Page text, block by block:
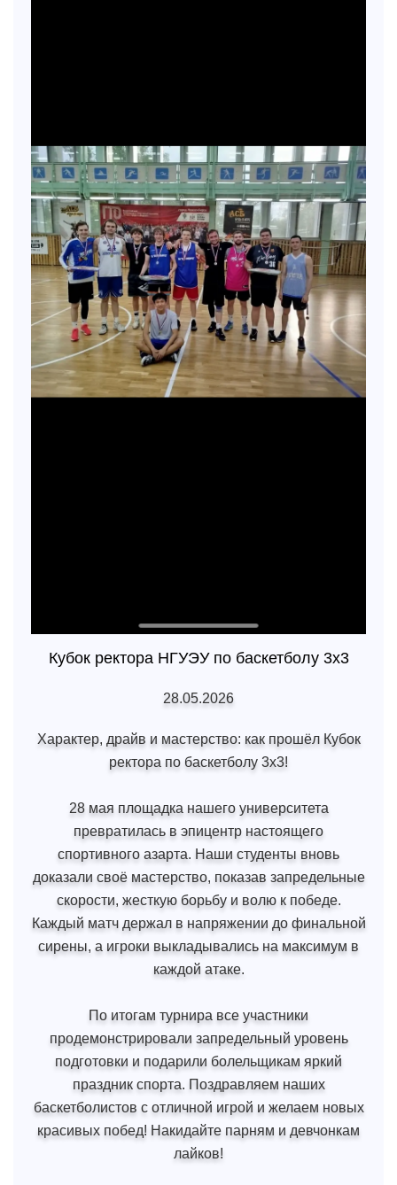
Кубок ректора НГУЭУ по баскетболу 3х3
28.05.2026
Характер, драйв и мастерство: как прошёл Кубок
ректора по баскетболу 3х3!
28 мая площадка нашего университета
превратилась в эпицентр настоящего
спортивного азарта. Наши студенты вновь
доказали своё мастерство, показав запредельные
скорости, жесткую борьбу и волю к победе.
Каждый матч держал в напряжении до финальной
сирены, а игроки выкладывались на максимум в
каждой атаке.
По итогам турнира все участники
продемонстрировали запредельный уровень
подготовки и подарили болельщикам яркий
праздник спорта. Поздравляем наших
баскетболистов с отличной игрой и желаем новых
красивых побед! Накидайте парням и девчонкам
лайков!